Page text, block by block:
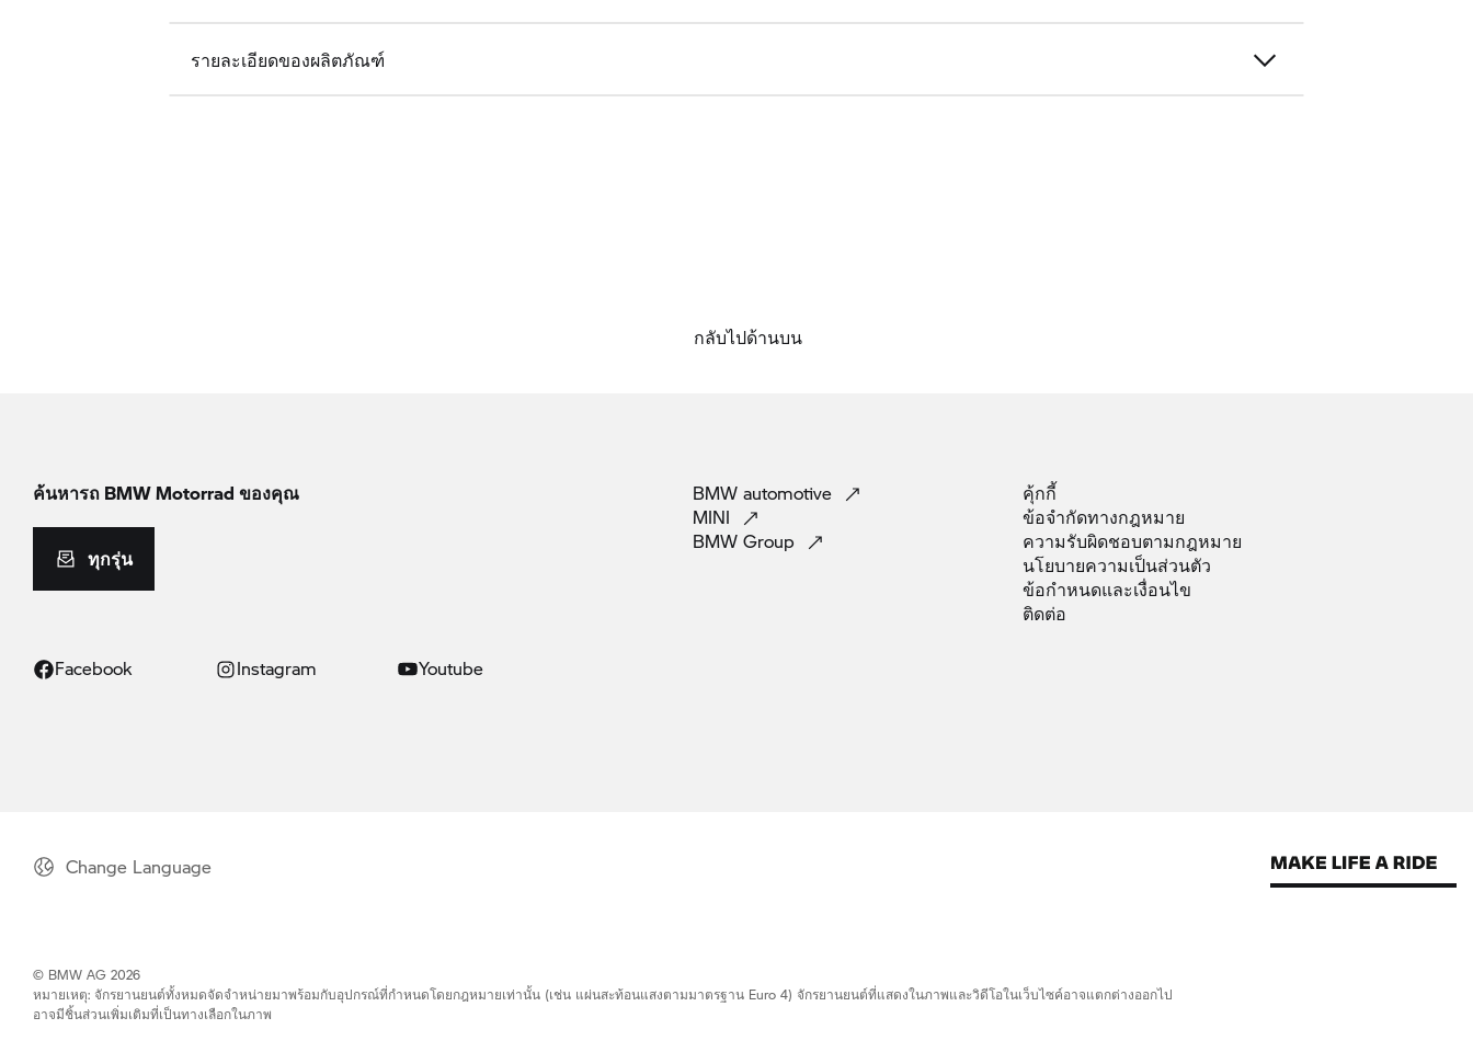
รายละเอียดของผลิตภัณฑ์
กลับไปด้านบน
ค้นหารถ BMW Motorrad ของคุณ
ทุกรุ่น
Facebook Instagram Youtube
BMW automotive
MINI
BMW Group
คุ้กกี้
ข้อจำกัดทางกฎหมาย
ความรับผิดชอบตามกฎหมาย
นโยบายความเป็นส่วนตัว
ข้อกำหนดและเงื่อนไข
ติดต่อ
Change Language
© BMW AG 2026
หมายเหตุ: จักรยานยนต์ทั้งหมดจัดจำหน่ายมาพร้อมกับอุปกรณ์ที่กำหนดโดยกฎหมายเท่านั้น (เช่น แผ่นสะท้อนแสงตามมาตรฐาน Euro 4) จักรยานยนต์ที่แสดงในภาพและวิดีโอในเว็บไซค์อาจแตกต่างออกไป
อาจมีชิ้นส่วนเพิ่มเติมที่เป็นทางเลือกในภาพ